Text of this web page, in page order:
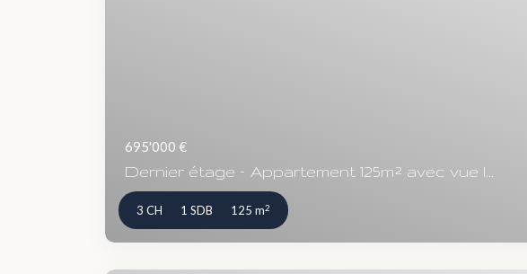
695'000 €
Dernier étage – Appartement 125m² avec vue l...
3 CH 1 SDB 125 m2